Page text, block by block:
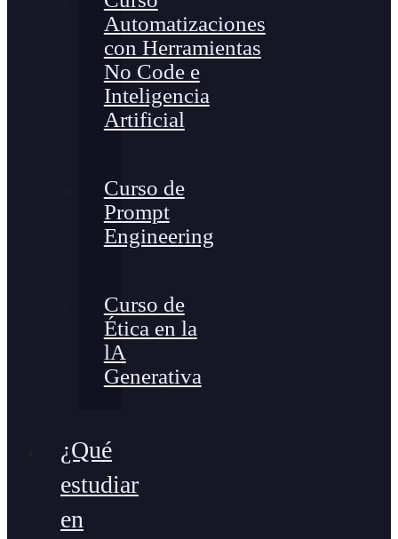
Automatizaciones
con Herramientas
No Code e
Inteligencia
Artificial
Curso de
Prompt
Engineering
Curso de
Ética en la
lA
Generativa
¿Qué
estudiar
en